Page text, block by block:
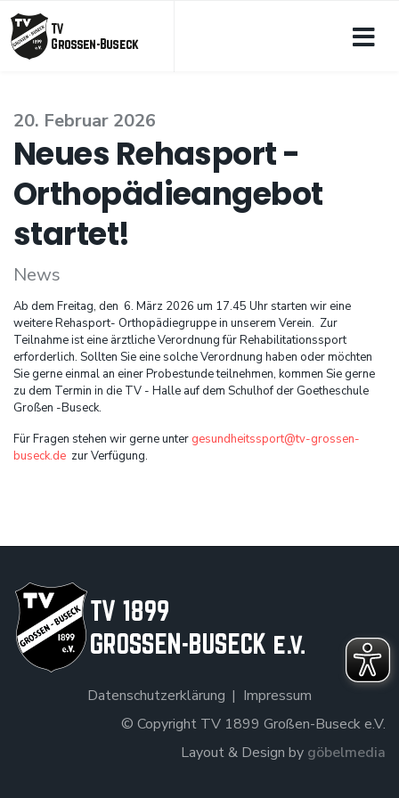
Neues Rehasport -
Orthopädieangebot
startet!
News
20. Februar 2026
Ab dem Freitag, den 6. März 2026 um 17.45 Uhr starten wir eine
weitere Rehasport- Orthopädiegruppe in unserem Verein. Zur
Teilnahme ist eine ärztliche Verordnung für Rehabilitationssport
erforderlich. Sollten Sie eine solche Verordnung haben oder möchten
Sie gerne einmal an einer Probestunde teilnehmen, kommen Sie gerne
zu dem Termin in die TV - Halle auf dem Schulhof der Goetheschule
Großen -Buseck.
Für Fragen stehen wir gerne unter gesundheitssport@tv-grossen-
buseck.de zur Verfügung.
Datenschutzerklärung
Impressum
© Copyright TV 1899 Großen-Buseck e.V.
Layout & Design by göbelmedia